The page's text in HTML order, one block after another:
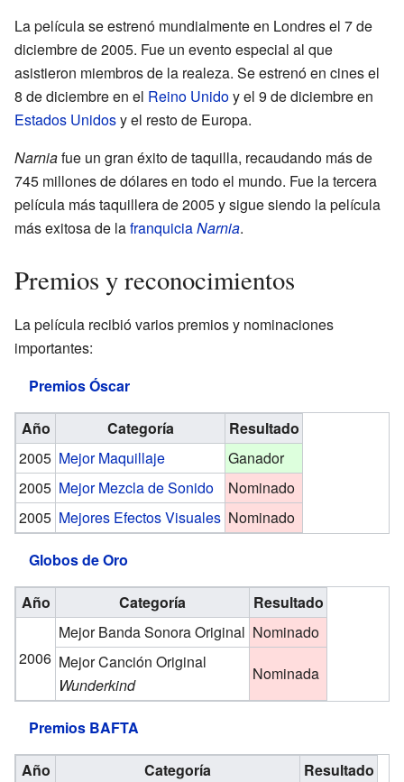
La película se estrenó mundialmente en Londres el 7 de
diciembre de 2005. Fue un evento especial al que
asistieron miembros de la realeza. Se estrenó en cines el
8 de diciembre en el Reino Unidoy el 9 de diciembre en
Estados Unidosy el resto de Europa.
Narniafue un gran éxito de taquilla, recaudando más de
745 millones de dólares en todo el mundo. Fue la tercera
película más taquillera de 2005 y sigue siendo la película
más exitosa de lafranquiciaNarnia.
Premios y reconocimientos
La película recibió varios premios y nominaciones
importantes:
Premios Óscar
Año Categoría
Resultado
2005 Mejor Maquillaje
Ganador
2005 Mejor Mezcla de Sonido
Nominado
2005 Mejores Efectos Visuales Nominado
Globos de Oro
Año Categoría Resultado
2006
Mejor Banda Sonora Original Nominado
Mejor Canción Original
Wunderkind
Nominada
Premios BAFTA
Año Categoría Resultado